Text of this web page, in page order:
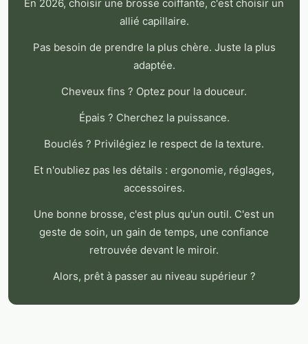
En 2026, choisir une brosse coiffante, c'est choisir un
allié capillaire.
Pas besoin de prendre la plus chère. Juste la plus
adaptée.
Cheveux fins ? Optez pour la douceur.
Épais ? Cherchez la puissance.
Bouclés ? Privilégiez le respect de la texture.
Et n'oubliez pas les détails : ergonomie, réglages,
accessoires.
Une bonne brosse, c'est plus qu'un outil. C'est un
geste de soin, un gain de temps, une confiance
retrouvée devant le miroir.
Alors, prêt à passer au niveau supérieur ?